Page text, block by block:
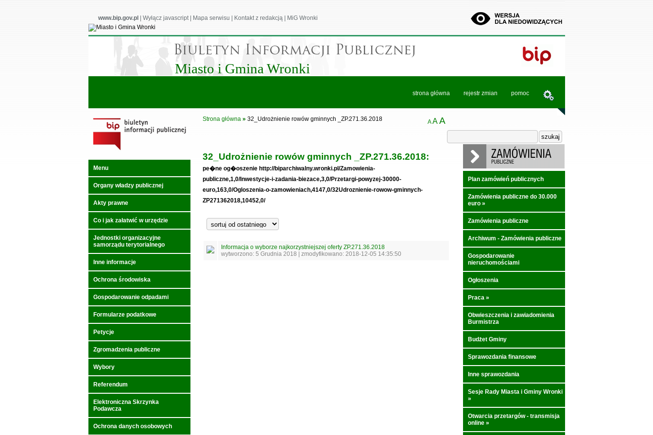
www.bip.gov.pl Wyłącz javascript| Mapa serwisu Kontakt z redakcją| MiG Wronki
Miasto i Gmina Wronki
strona główna rejestr zmian pomoc
Menu
Organy władzy publicznej
Akty prawne
Co i jak załatwić w urzędzie
Jednostki organizacyjne
samorządu terytorialnego
Inne informacje
Ochrona środowiska
Gospodarowanie odpadami
Formularze podatkowe
Petycje
Zgromadzenia publiczne
Wybory
Referendum
Elektroniczna Skrzynka
Podawcza
Ochrona danych osobowych
Strona główna » 32_Udrożnienie rowów gminnych _ZP.271.36.2018 A A A
32_Udrożnienie rowów gminnych _ZP.271.36.2018:
pe�ne og�oszenie http://biparchiwalny.wronki.pl/Zamowienia-
publiczne,1,0/Inwestycje-i-zadania-biezace,3,0/Przetargi-powyzej-30000-
euro,163,0/Ogloszenia-o-zamowieniach,4147,0/32Udroznienie-rowow-gminnych-
ZP271362018,10452,0/
Informacja o wyborze najkorzystniejszej oferty ZP.271.36.2018
wytworzono: 5 Grudnia 2018 | zmodyfikowano: 2018-12-05 14:35:50
Plan zamówień publicznych
Zamówienia publiczne do 30.000
euro »
Zamówienia publiczne
Archiwum - Zamówienia publiczne
Gospodarowanie
nieruchomościami
Ogłoszenia
Praca »
Obwieszczenia i zawiadomienia
Burmistrza
Budżet Gminy
Sprawozdania finansowe
Inne sprawozdania
Sesje Rady Miasta i Gminy Wronki
»
Otwarcia przetargów - transmisja
online »